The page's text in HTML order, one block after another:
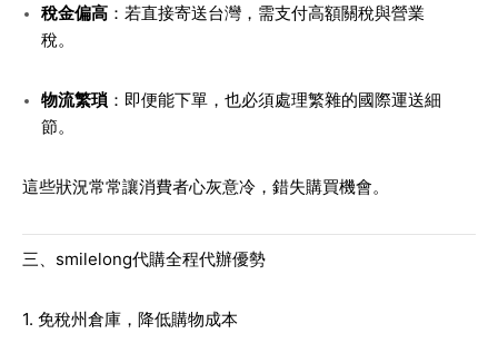
稅金偏高：若直接寄送台灣，需支付高額關稅與營業
稅。
物流繁瑣：即便能下單，也必須處理繁雜的國際運送細
節。
這些狀況常常讓消費者心灰意冷，錯失購買機會。
三、smilelong代購全程代辦優勢
1. 免稅州倉庫，降低購物成本